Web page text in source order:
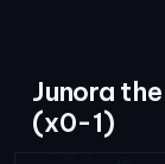
Junora
(x0-1)